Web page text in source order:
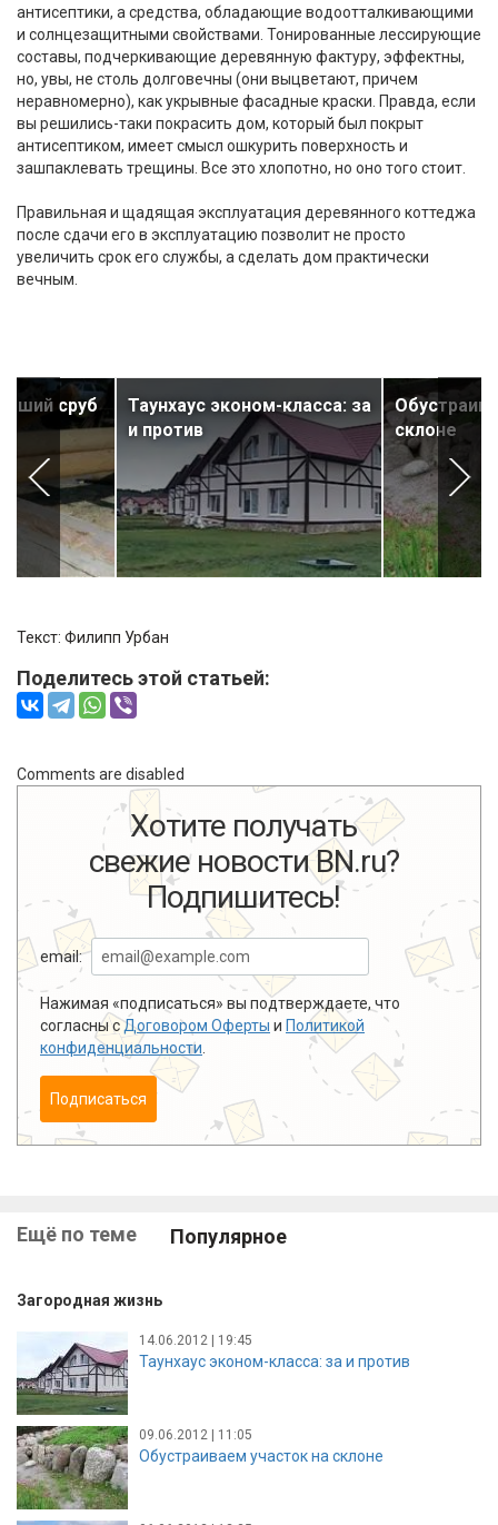
антисептики, а средства, обладающие водоотталкивающими
и солнцезащитными свойствами. Тонированные лессирующие
составы, подчеркивающие деревянную фактуру, эффектны,
но, увы, не столь долговечны (они выцветают, причем
неравномерно), как укрывные фасадные краски. Правда, если
вы решились-таки покрасить дом, который был покрыт
антисептиком, имеет смысл ошкурить поверхность и
зашпаклевать трещины. Все это хлопотно, но оно того стоит.
Правильная и щадящая эксплуатация деревянного коттеджа
после сдачи его в эксплуатацию позволит не просто
увеличить срок его службы, а сделать дом практически
вечным.
сруб
Таунхаус эконом-класса: за
и против
склоне
Текст: Филипп Урбан
Поделитесь этой статьей:
Comments are disabled
Хотите получать
свежие новости BN.ru?
Подпишитесь!
email:
Нажимая «подписаться» вы подтверждаете, что
согласны сДоговором Оферты и Политикой
конфиденциальности
Подписаться
Ещё по теме Популярное
Загородная жизнь
14.06.2012 | 19:45
Таунхаус эконом-класса: за и против
09.06.2012 | 11:05
Обустраиваем участок на склоне